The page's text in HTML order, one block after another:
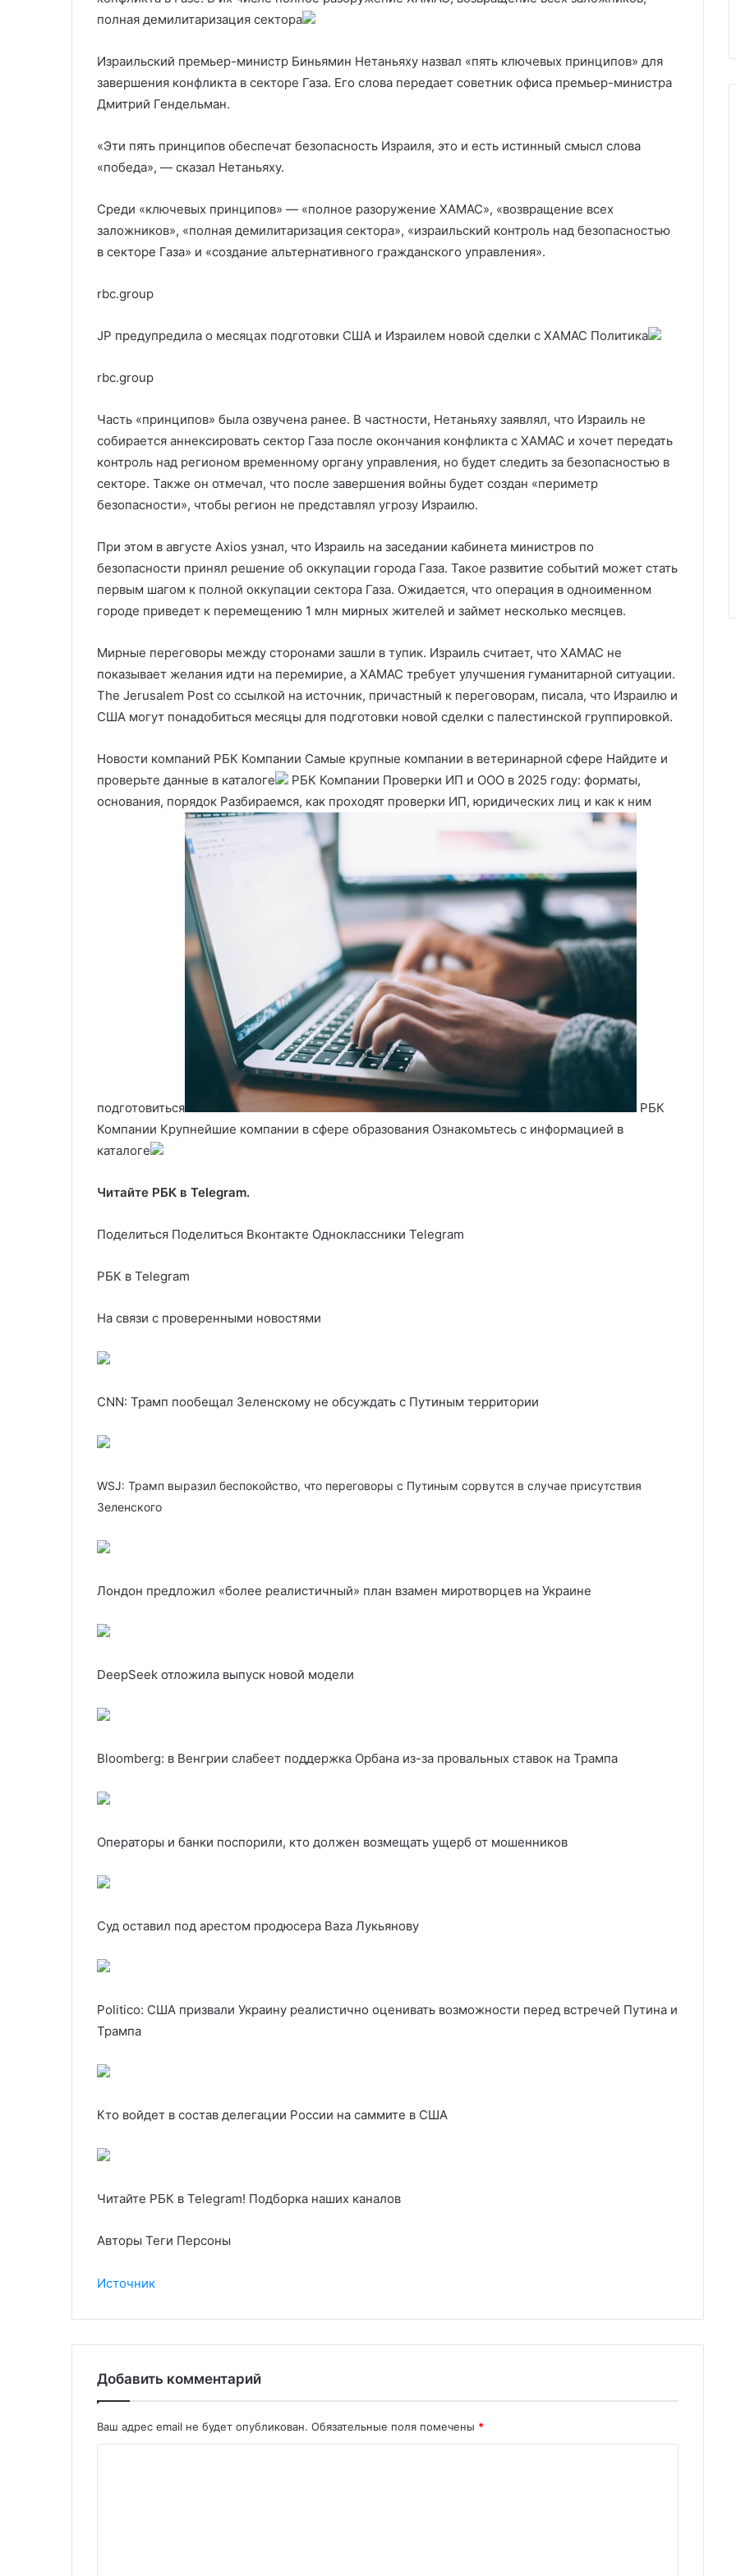
полная демилитаризация сектора
Израильский премьер-министр Биньямин Нетаньяху назвал «пять ключевых принципов» для
завершения конфликта в секторе Газа. Его слова передает советник офиса премьер-министра
Дмитрий Гендельман.
«Эти пять принципов обеспечат безопасность Израиля, это и есть истинный смысл слова
«победа», — сказал Нетаньяху.
Среди «ключевых принципов» — «полное разоружение ХАМАС», «возвращение всех
заложников», «полная демилитаризация сектора», «израильский контроль над безопасностью
в секторе Газа» и «создание альтернативного гражданского управления».
rbc.group
JP предупредила о месяцах подготовки США и Израилем новой сделки с ХАМАС Политика
rbc.group
Часть «принципов» была озвучена ранее. В частности, Нетаньяху заявлял, что Израиль не
собирается аннексировать сектор Газа после окончания конфликта с ХАМАС и хочет передать
контроль над регионом временному органу управления, но будет следить за безопасностью в
секторе. Также он отмечал, что после завершения войны будет создан «периметр
безопасности», чтобы регион не представлял угрозу Израилю.
При этом в августе Axios узнал, что Израиль на заседании кабинета министров по
безопасности принял решение об оккупации города Газа. Такое развитие событий может стать
первым шагом к полной оккупации сектора Газа. Ожидается, что операция в одноименном
городе приведет к перемещению 1 млн мирных жителей и займет несколько месяцев.
Мирные переговоры между сторонами зашли в тупик. Израиль считает, что ХАМАС не
показывает желания идти на перемирие, а ХАМАС требует улучшения гуманитарной ситуации.
The Jerusalem Post со ссылкой на источник, причастный к переговорам, писала, что Израилю и
США могут понадобиться месяцы для подготовки новой сделки с палестинской группировкой.
Новости компаний РБК Компании Самые крупные компании в ветеринарной сфере Найдите и
проверьте данные в каталоге
РБК Компании Проверки ИП и ООО в 2025 году: форматы,
основания, порядок Разбираемся, как проходят проверки ИП, юридических лиц и как к ним
подготовиться
РБК
Компании Крупнейшие компании в сфере образования Ознакомьтесь с информацией в
каталоге
Читайте РБК в Telegram.
Поделиться Поделиться Вконтакте Одноклассники Telegram
РБК в Telegram
На связи с проверенными новостями
CNN: Трамп пообещал Зеленскому не обсуждать с Путиным территории
WSJ: Трамп выразил беспокойство, что переговоры с Путиным сорвутся в случае присутствия
Зеленского
Лондон предложил «более реалистичный» план взамен миротворцев на Украине
DeepSeek отложила выпуск новой модели
Bloomberg: в Венгрии слабеет поддержка Орбана из-за провальных ставок на Трампа
Операторы и банки поспорили, кто должен возмещать ущерб от мошенников
Суд оставил под арестом продюсера Baza Лукьянову
Politico: США призвали Украину реалистично оценивать возможности перед встречей Путина и
Трампа
Кто войдет в состав делегации России на саммите в США
Читайте РБК в Telegram! Подборка наших каналов
Авторы Теги Персоны
Источник
Добавить комментарий
Ваш адрес email не будет опубликован. Обязательные поля помечены *
отпустили после допроса
наработал на Израиль